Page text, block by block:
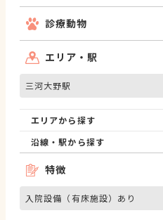
診療動物
エリア・駅
三河大野駅
エリアから探す
沿線・駅から探す
特徴
入院設備（有床施設）あり